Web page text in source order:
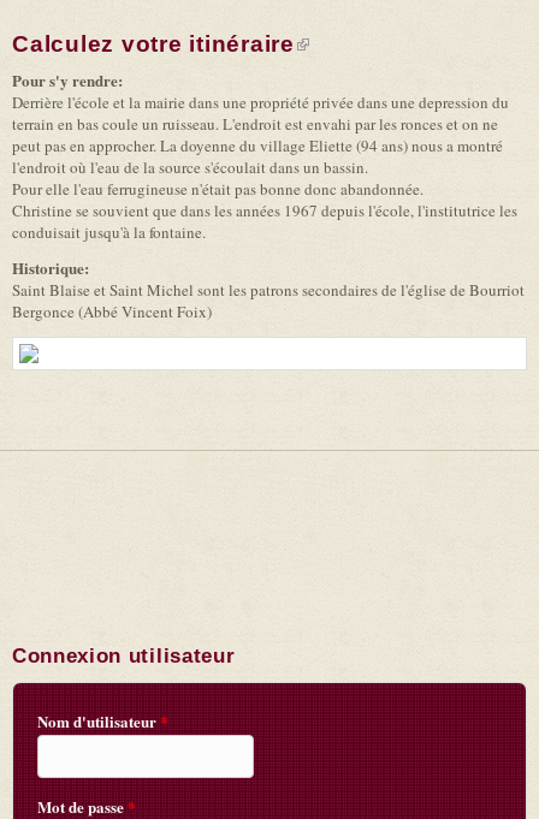
Calculez votre itinéraire(link is external)
Pour s'y rendre:
Derrière l'école et la mairie dans une propriété privée dans une depression du
terrain en bas coule un ruisseau. L'endroit est envahi par les ronces et on ne
peut pas en approcher. La doyenne du village Eliette (94 ans) nous a montré
l'endroit où l'eau de la source s'écoulait dans un bassin.
Pour elle l'eau ferrugineuse n'était pas bonne donc abandonnée.
Christine se souvient que dans les années 1967 depuis l'école, l'institutrice les
conduisait jusqu'à la fontaine.
Historique:
Saint Blaise et Saint Michel sont les patrons secondaires de l'église de Bourriot
Bergonce (Abbé Vincent Foix)
Connexion utilisateur
Nom d'utilisateur*
Mot de passe*